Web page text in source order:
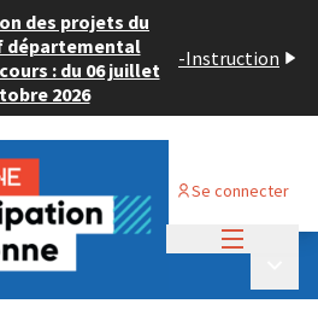
des projets du
départemental
: du 06 juillet
2026
-Instruction
Se connecter
2024